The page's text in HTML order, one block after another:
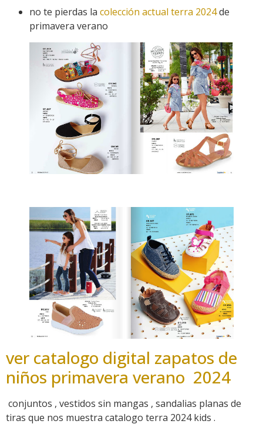
no te pierdas la colección actual terra 2024de
primavera verano
ver catalogo digital zapatos de
niños primavera verano 2024
conjuntos , vestidos sin mangas , sandalias planas de
tiras que nos muestra catalogo terra 2024 kids .